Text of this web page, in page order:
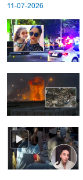
11-07-2026